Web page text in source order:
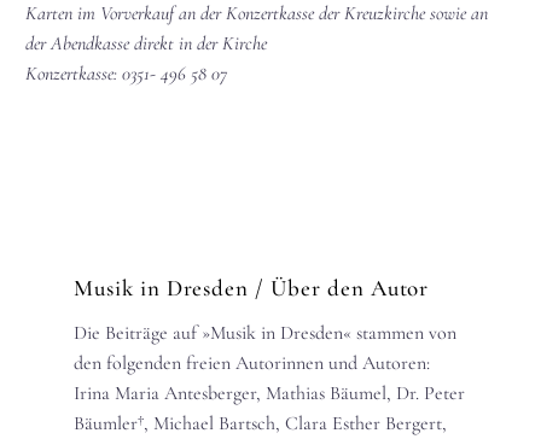
Karten im Vorverkauf an der Konzertkasse der Kreuzkirche sowie an
der Abendkasse direkt in der Kirche
Konzertkasse: 0351- 496 58 07
Musik in Dresden / Über den Autor
Die Beiträge auf »Musik in Dresden« stammen von
den folgenden freien Autorinnen und Autoren:
Irina Maria Antesberger, Mathias Bäumel, Dr. Peter
Bäumler†, Michael Bartsch, Clara Esther Bergert,